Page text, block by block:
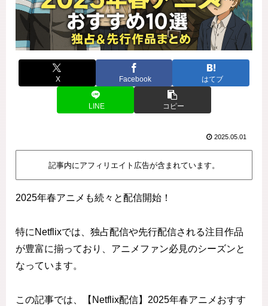
X Facebook はてブ
LINE コピー
2025.05.01
記事内にアフィリエイト広告が含まれています。
2025年春アニメも続々と配信開始！
特にNetflixでは、独占配信や先行配信される注目作品
が豊富に揃っており、アニメファン必見のシーズンと
なっています。
この記事では、【Netflix配信】2025年春アニメおすす